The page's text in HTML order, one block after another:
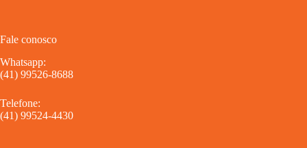
Fale conosco
Whatsapp:
(41) 99526-8688
Telefone:
(41) 99524-4430